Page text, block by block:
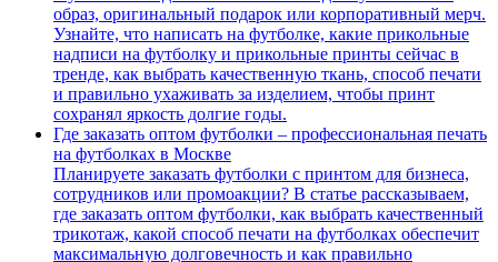
образ, оригинальный подарок или корпоративный мерч.
Узнайте, что написать на футболке, какие прикольные
надписи на футболку и прикольные принты сейчас в
тренде, как выбрать качественную ткань, способ печати
и правильно ухаживать за изделием, чтобы принт
сохранял яркость долгие годы.
Где заказать оптом футболки – профессиональная печать
на футболках в Москве
Планируете заказать футболки с принтом для бизнеса,
сотрудников или промоакции? В статье рассказываем,
где заказать оптом футболки, как выбрать качественный
трикотаж, какой способ печати на футболках обеспечит
максимальную долговечность и как правильно